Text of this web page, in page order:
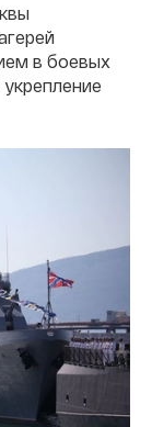
в боевых